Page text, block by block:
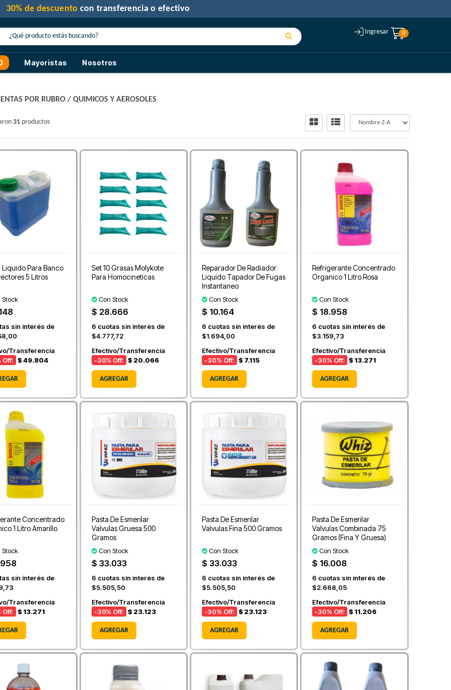
Ingresar 0
Mayoristas Nosotros
30% de descuento con transferencia o efectivo
POR RUBRO/ QUIMICOS Y AEROSOLES
31 productos
Liquido Para Banco
5 Litros
Stock
sin interés de
Transferencia
Off: $ 49.804
Set 10 Grasas Molykote
Para Homocineticas
Con Stock
$ 28.666
6 cuotas sin interés de
$4.777,72
Efectivo/Transferencia
-30% Off: $ 20.066
AGREGAR
Reparador De Radiador
Liquido Tapador De Fugas
Instantaneo
Con Stock
$ 10.164
6 cuotas sin interés de
$1.694,00
Efectivo/Transferencia
-30% Off: $ 7.115
AGREGAR
Refrigerante Concentrado
Organico 1 Litro Rosa
Con Stock
$ 18.958
6 cuotas sin interés de
$3.159,73
Efectivo/Transferencia
-30% Off: $ 13.271
AGREGAR
Concentrado
1 Litro Amarillo
Stock
sin interés de
Transferencia
Off: $ 13.271
Pasta De Esmerilar
Valvulas Gruesa 500
Gramos
Con Stock
$ 33.033
6 cuotas sin interés de
$5.505,50
Efectivo/Transferencia
-30% Off: $ 23.123
AGREGAR
Pasta De Esmerilar
Valvulas Fina 500 Gramos
Con Stock
$ 33.033
6 cuotas sin interés de
$5.505,50
Efectivo/Transferencia
-30% Off: $ 23.123
AGREGAR
Pasta De Esmerilar
Valvulas Combinada 75
Gramos (Fina Y Gruesa)
Con Stock
$ 16.008
6 cuotas sin interés de
$2.668,05
Efectivo/Transferencia
-30% Off: $ 11.206
AGREGAR